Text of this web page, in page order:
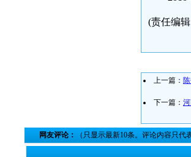
(责任编
上一篇：
下一篇：
网友评论： （只显示最新10条。评论内容只